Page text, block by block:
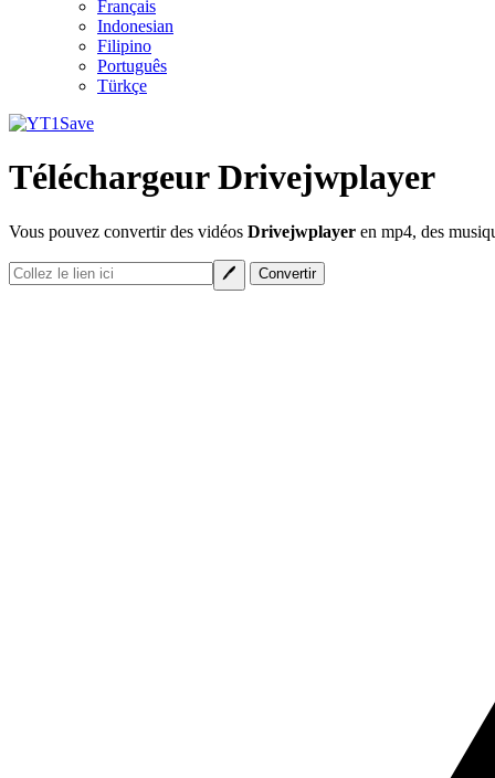
Français
Indonesian
Filipino
Português
Türkçe
Téléchargeur Drivejwplayer
Vous pouvez convertir des vidéos Drivejwplayer en mp4, des